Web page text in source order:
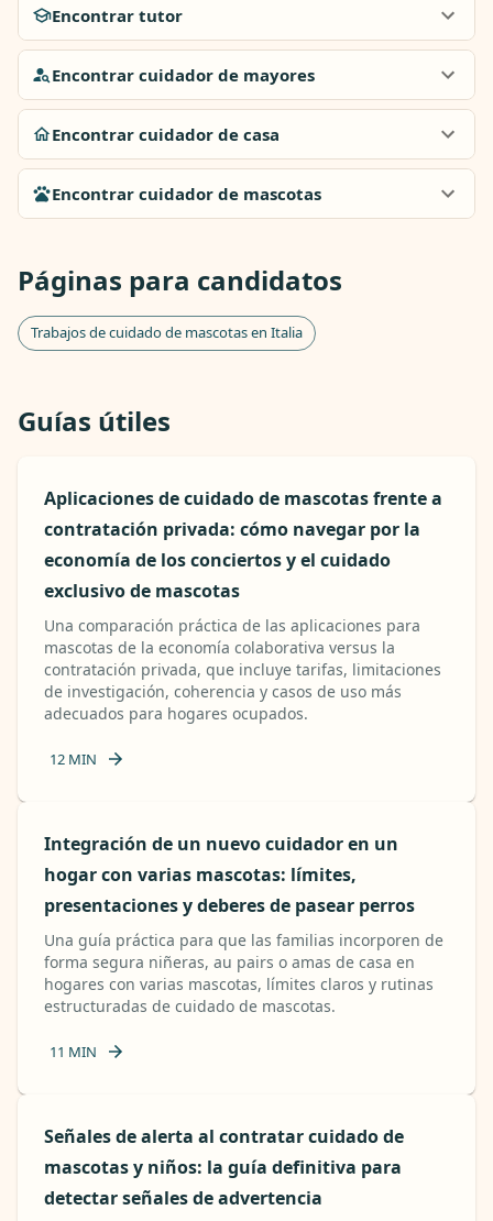
Encontrar tutor
Encontrar cuidador de mayores
Encontrar cuidador de casa
Encontrar cuidador de mascotas
Páginas para candidatos
Trabajos de cuidado de mascotas en Italia
Guías útiles
Aplicaciones de cuidado de mascotas frente a
contratación privada: cómo navegar por la
economía de los conciertos y el cuidado
exclusivo de mascotas
Una comparación práctica de las aplicaciones para
mascotas de la economía colaborativa versus la
contratación privada, que incluye tarifas, limitaciones
de investigación, coherencia y casos de uso más
adecuados para hogares ocupados.
12 MIN
Integración de un nuevo cuidador en un
hogar con varias mascotas: límites,
presentaciones y deberes de pasear perros
Una guía práctica para que las familias incorporen de
forma segura niñeras, au pairs o amas de casa en
hogares con varias mascotas, límites claros y rutinas
estructuradas de cuidado de mascotas.
11 MIN
Señales de alerta al contratar cuidado de
mascotas y niños: la guía definitiva para
detectar señales de advertencia